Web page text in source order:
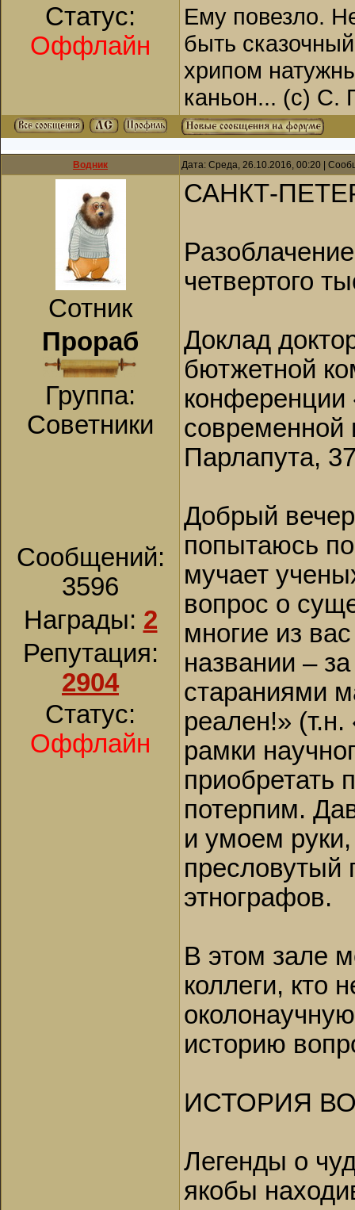
Статус:
Оффлайн
Ему повезло.
быть
хрипом
каньон... (с) С.
Водник Дата: Среда, 26.10.2016, 00:20 |
Сотник
Прораб
Группа:
Советники
Сообщений:
3596
Награды: 2
Репутация:
2904
Статус:
Оффлайн
САНКТ-
четвертого
Доклад
бютжетной
конференции
современной
Парлапута,
Добрый
попытаюсь
мучает
вопрос о
многие из
названии –
стараниями
реален!»
рамки
приобретать
потерпим.
и умоем
пресловутый
этнографов.
В этом зале
коллеги, кто
историю
ИСТОРИЯ
Легенды о
якобы